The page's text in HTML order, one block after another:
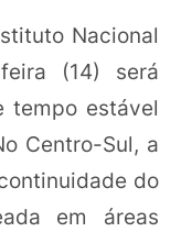
Nacional
(14) será
tempo estável
Centro-Sul, a
do
em áreas